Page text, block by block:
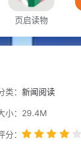
页启读物
类： 新闻阅读
小：29.4M
分：